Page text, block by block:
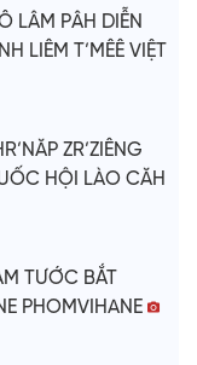
LÂM PÂH DIỄN
LIÊM T’MÊÊ VIỆT
ZR’ZIÊNG
HỘI LÀO CĂH
TƯỚC BẮT
PHOMVIHANE